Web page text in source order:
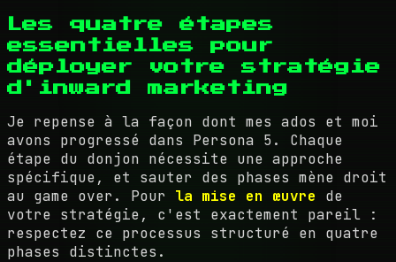
Les quatre étapes
essentielles pour
déployer votre stratégie
d'inward marketing
Je repense à la façon dont mes ados et moi
avons progressé dans Persona 5. Chaque
étape du donjon nécessite une approche
spécifique, et sauter des phases mène droit
au game over. Pour la mise en œuvre de
votre stratégie, c'est exactement pareil :
respectez ce processus structuré en quatre
phases distinctes.